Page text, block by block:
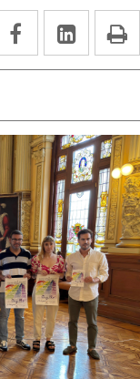
Facebook
Enlace
a
aplicación
externa.
Enlace
a